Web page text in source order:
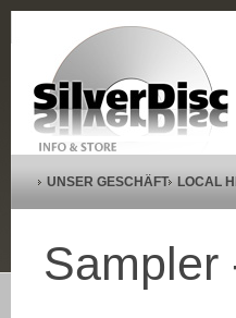
UNSER GESCHÄFT LOCAL
Sampler